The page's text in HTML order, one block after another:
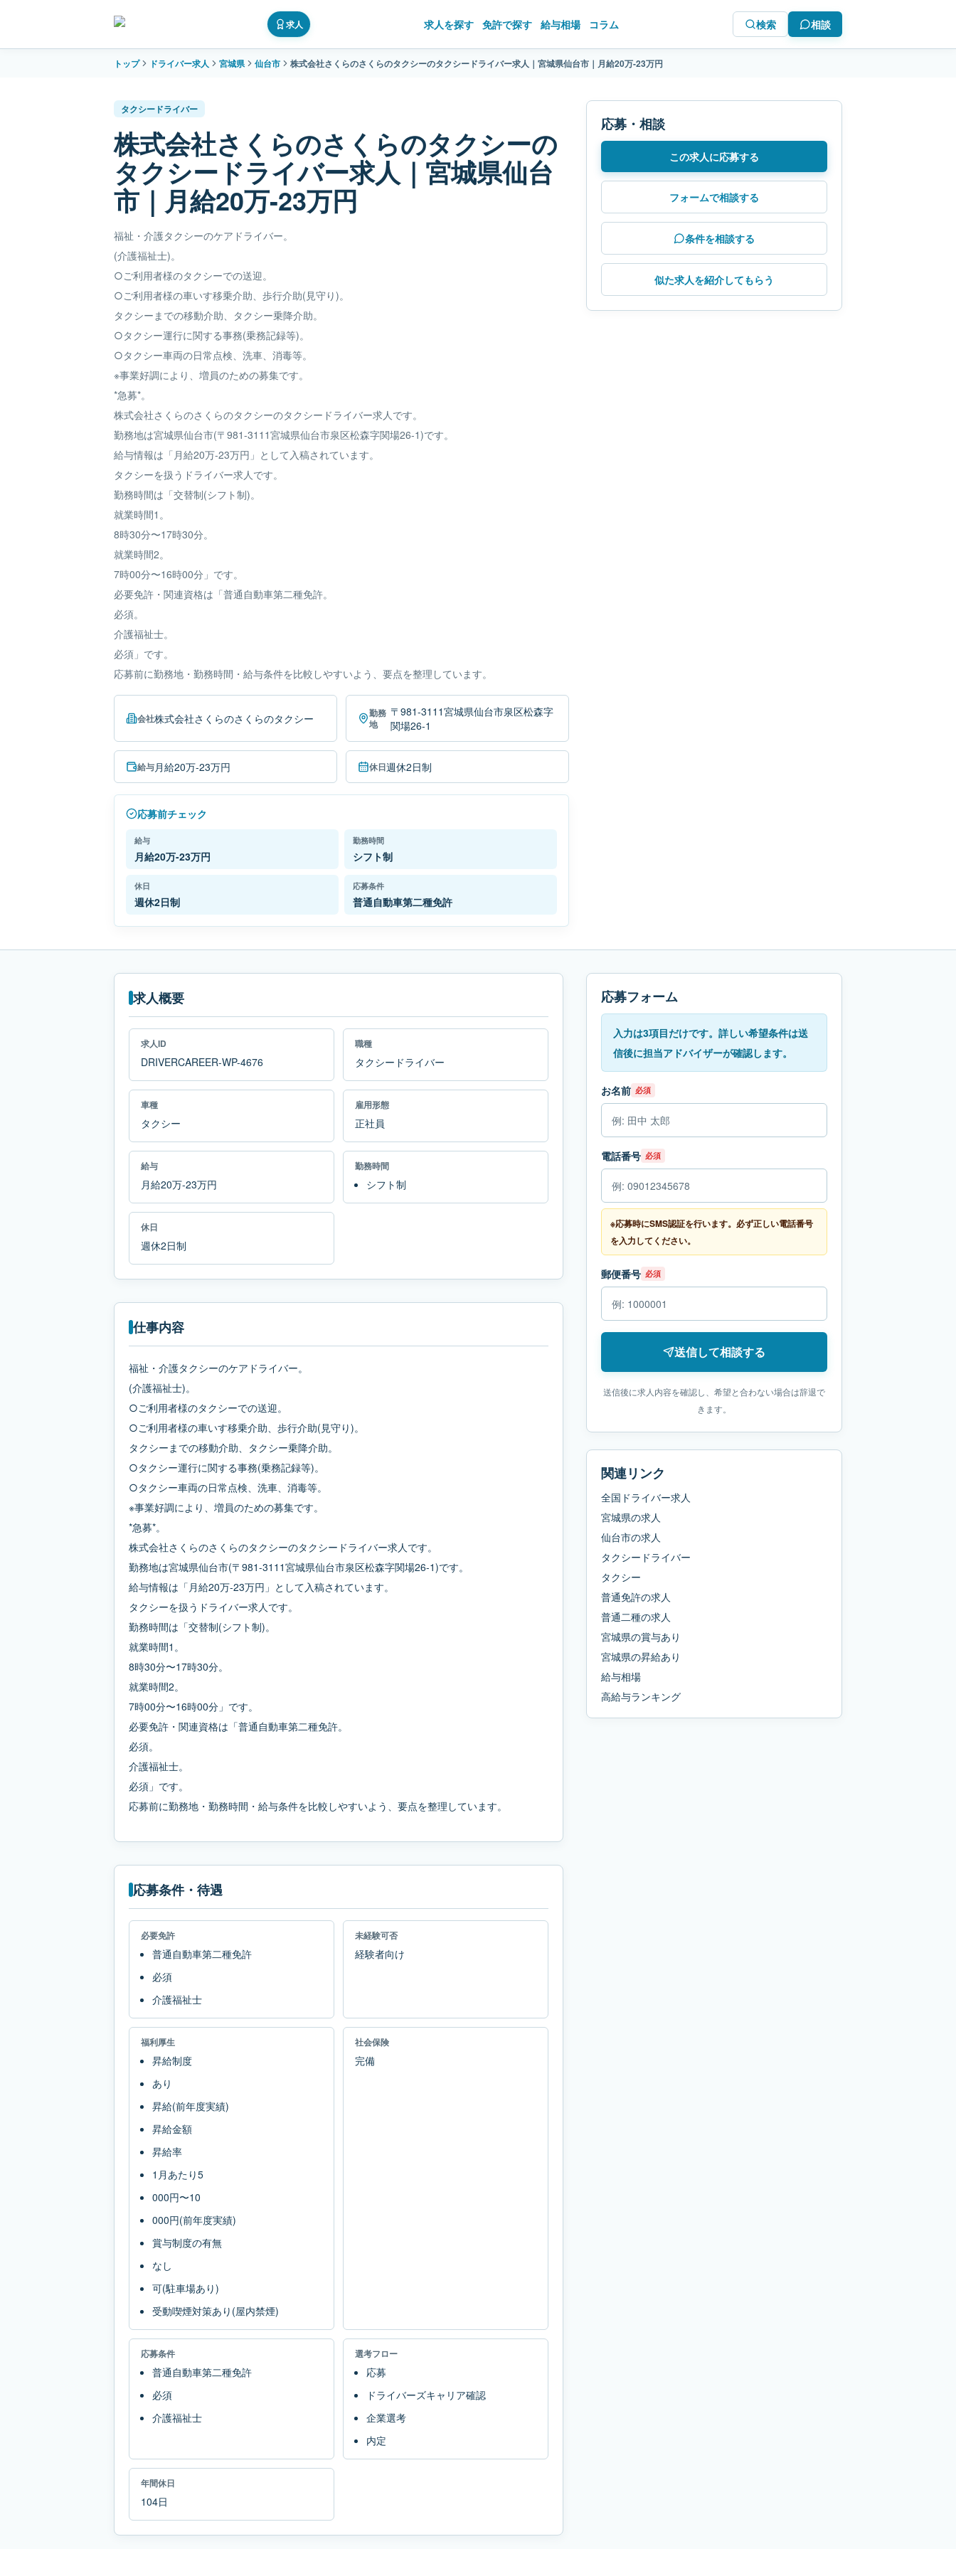
求人 求人を探す 免許で探す 給与相場 コラム 検索 相談
トップ ドライバー求人 宮城県 仙台市 株式会社さくらのさくらのタクシーのタクシードライバー求人｜宮城県仙台市｜月給20万-23万円
タクシードライバー
株式会社さくらのさくらのタクシーの
タクシードライバー求人｜宮城県仙台
市｜月給20万-23万円
福祉・介護タクシーのケアドライバー。
(介護福祉士)。
○ご利用者様のタクシーでの送迎。
○ご利用者様の車いす移乗介助、歩行介助(見守り)。
タクシーまでの移動介助、タクシー乗降介助。
○タクシー運行に関する事務(乗務記録等)。
○タクシー車両の日常点検、洗車、消毒等。
※事業好調により、増員のための募集です。
*急募*。
株式会社さくらのさくらのタクシーのタクシードライバー求人です。
勤務地は宮城県仙台市(〒981-3111宮城県仙台市泉区松森字関場26-1)です。
給与情報は「月給20万-23万円」として入稿されています。
タクシーを扱うドライバー求人です。
勤務時間は「交替制(シフト制)。
就業時間1。
8時30分〜17時30分。
就業時間2。
7時00分〜16時00分」です。
必要免許・関連資格は「普通自動車第二種免許。
必須。
介護福祉士。
必須」です。
応募前に勤務地・勤務時間・給与条件を比較しやすいよう、要点を整理しています。
会社株式会社さくらのさくらのタクシー
勤務
地
〒981-3111宮城県仙台市泉区松森字
関場26-1
給与月給20万-23万円 休日週休2日制
応募前チェック
給与
月給20万-23万円
勤務時間
シフト制
休日
週休2日制
応募条件
普通自動車第二種免許
応募・相談
この求人に応募する
フォームで相談する
条件を相談する
似た求人を紹介してもらう
求人概要
求人ID
DRIVERCAREER-WP-4676
職種
タクシードライバー
車種
タクシー
雇用形態
正社員
給与
月給20万-23万円
勤務時間
シフト制
休日
週休2日制
仕事内容
福祉・介護タクシーのケアドライバー。
(介護福祉士)。
○ご利用者様のタクシーでの送迎。
○ご利用者様の車いす移乗介助、歩行介助(見守り)。
タクシーまでの移動介助、タクシー乗降介助。
○タクシー運行に関する事務(乗務記録等)。
○タクシー車両の日常点検、洗車、消毒等。
※事業好調により、増員のための募集です。
*急募*。
株式会社さくらのさくらのタクシーのタクシードライバー求人です。
勤務地は宮城県仙台市(〒981-3111宮城県仙台市泉区松森字関場26-1)です。
給与情報は「月給20万-23万円」として入稿されています。
タクシーを扱うドライバー求人です。
勤務時間は「交替制(シフト制)。
就業時間1。
8時30分〜17時30分。
就業時間2。
7時00分〜16時00分」です。
必要免許・関連資格は「普通自動車第二種免許。
必須。
介護福祉士。
必須」です。
応募前に勤務地・勤務時間・給与条件を比較しやすいよう、要点を整理しています。
応募条件・待遇
必要免許
普通自動車第二種免許
必須
介護福祉士
未経験可否
経験者向け
福利厚生
昇給制度
あり
昇給(前年度実績)
昇給金額
昇給率
1月あたり5
000円〜10
000円(前年度実績)
賞与制度の有無
なし
可(駐車場あり)
受動喫煙対策あり(屋内禁煙)
社会保険
完備
応募条件
普通自動車第二種免許
必須
介護福祉士
選考フロー
応募
ドライバーズキャリア確認
企業選考
内定
年間休日
104日
応募フォーム
入力は3項目だけです。詳しい希望条件は送
信後に担当アドバイザーが確認します。
お名前 必須
電話番号 必須
※応募時にSMS認証を行います。必ず正しい電話番号
を入力してください。
郵便番号 必須
送信して相談する
送信後に求人内容を確認し、希望と合わない場合は辞退で
きます。
関連リンク
全国ドライバー求人
宮城県の求人
仙台市の求人
タクシードライバー
タクシー
普通免許の求人
普通二種の求人
宮城県の賞与あり
宮城県の昇給あり
給与相場
高給与ランキング